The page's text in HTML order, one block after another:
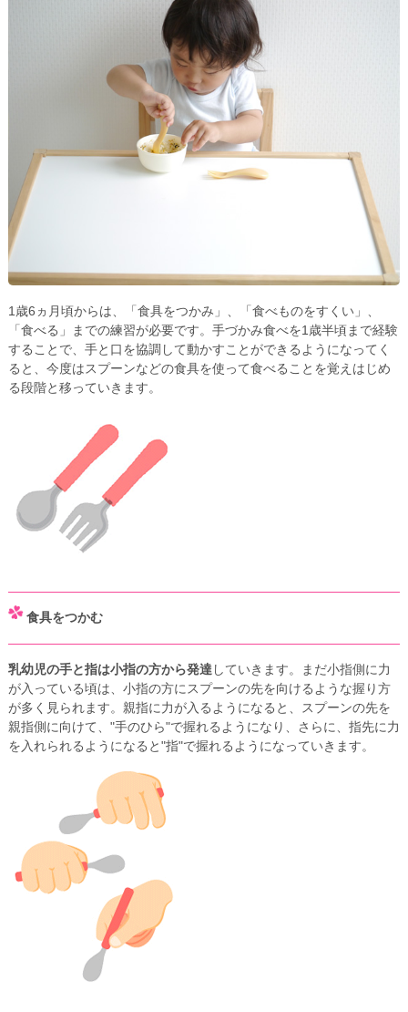
1歳6ヵ月頃からは、「食具をつかみ」、「食べものをすくい」、
「食べる」までの練習が必要です。手づかみ食べを1歳半頃まで経験
することで、手と口を協調して動かすことができるようになってく
ると、今度はスプーンなどの食具を使って食べることを覚えはじめ
る段階と移っていきます。
食具をつかむ
乳幼児の手と指は小指の方から発達 していきます。まだ小指側に力
が入っている頃は、小指の方にスプーンの先を向けるような握り方
が多く見られます。親指に力が入るようになると、スプーンの先を
親指側に向けて、"手のひら"で握れるようになり、さらに、指先に力
を入れられるようになると"指"で握れるようになっていきます。